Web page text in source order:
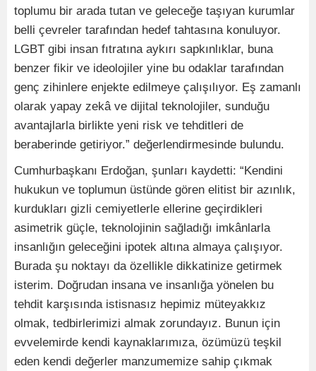
toplumu bir arada tutan ve geleceğe taşıyan kurumlar
belli çevreler tarafından hedef tahtasına konuluyor.
LGBT gibi insan fıtratına aykırı sapkınlıklar, buna
benzer fikir ve ideolojiler yine bu odaklar tarafından
genç zihinlere enjekte edilmeye çalışılıyor. Eş zamanlı
olarak yapay zekâ ve dijital teknolojiler, sunduğu
avantajlarla birlikte yeni risk ve tehditleri de
beraberinde getiriyor.” değerlendirmesinde bulundu.
Cumhurbaşkanı Erdoğan, şunları kaydetti: “Kendini
hukukun ve toplumun üstünde gören elitist bir azınlık,
kurdukları gizli cemiyetlerle ellerine geçirdikleri
asimetrik güçle, teknolojinin sağladığı imkânlarla
insanlığın geleceğini ipotek altına almaya çalışıyor.
Burada şu noktayı da özellikle dikkatinize getirmek
isterim. Doğrudan insana ve insanlığa yönelen bu
tehdit karşısında istisnasız hepimiz müteyakkız
olmak, tedbirlerimizi almak zorundayız. Bunun için
evvelemirde kendi kaynaklarımıza, özümüzü teşkil
eden kendi değerler manzumemize sahip çıkmak